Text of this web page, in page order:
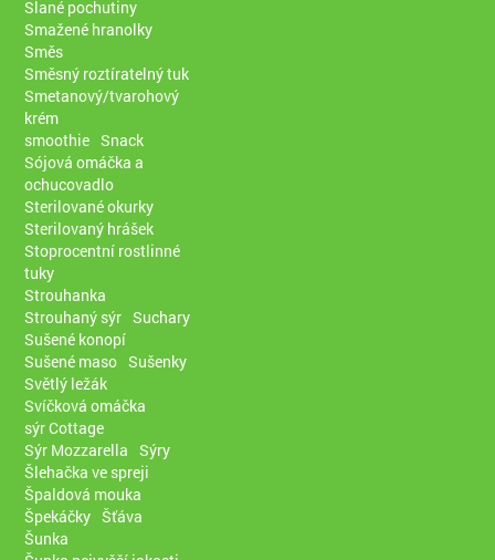
Slané pochutiny
Smažené hranolky
Směs
Směsný roztíratelný tuk
Smetanový/tvarohový
krém
smoothie Snack
Sójová omáčka a
ochucovadlo
Sterilované okurky
Sterilovaný hrášek
Stoprocentní rostlinné
tuky
Strouhanka
Strouhaný sýr Suchary
Sušené konopí
Sušené maso Sušenky
Světlý ležák
Svíčková omáčka
sýr Cottage
Sýr Mozzarella Sýry
Šlehačka ve spreji
Špaldová mouka
Špekáčky Šťáva
Šunka